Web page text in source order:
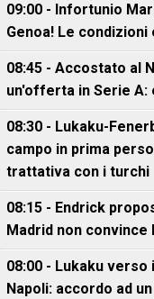
09:00 - Infortunio
Genoa! Le
08:45 - Accostato al
un'offerta in Serie A:
08:30 - Lukaku-
campo in prima
trattativa con i turchi
08:15 - Endrick
Madrid non
08:00 - Lukaku
Napoli: accordo ad